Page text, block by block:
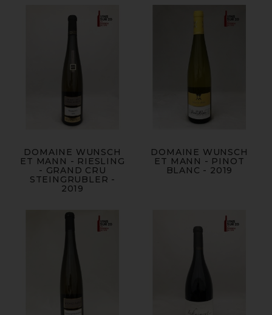
DOMAINE WUNSCH
ET MANN - RIESLING
- GRAND CRU
STEINGRUBLER -
2019
DOMAINE WUNSCH
ET MANN - PINOT
BLANC - 2019